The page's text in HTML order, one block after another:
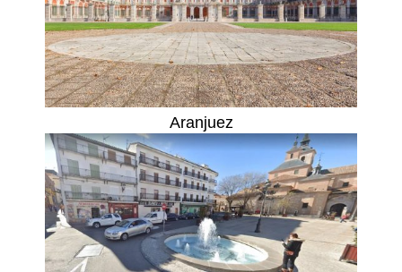
Aranjuez